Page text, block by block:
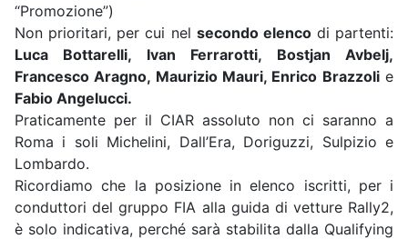
“Promozione”)
Non prioritari, per cui nel secondo elencodi partenti:
Luca Bottarelli, Ivan Ferrarotti, Bostjan Avbelj,
Francesco Aragno, Maurizio Mauri, Enrico Brazzolie
Fabio Angelucci.
Praticamente per il CIAR assoluto non ci saranno a
Roma i soli Michelini, Dall’Era, Doriguzzi, Sulpizio e
Lombardo.
Ricordiamo che la posizione in elenco iscritti, per i
conduttori del gruppo FIA alla guida di vetture Rally2,
è solo indicativa, perché sarà stabilita dalla Qualifying